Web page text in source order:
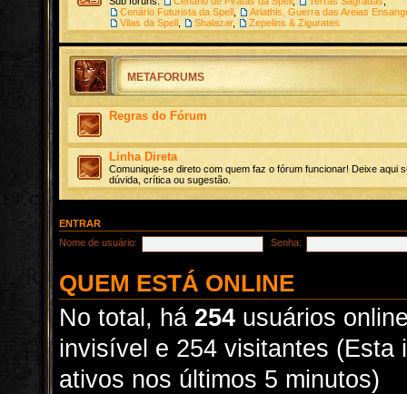
Cenário Futurista da Spell
Ariathis, Guerra das Areias
Vilas da Spell
Shalazar, Zepelins & Zigurates
METAFORUMS
Regras do Fórum
Linha Direta
Comunique-se direto com quem faz o fórum funcionar! Deixe aqui
dúvida, crítica ou sugestão.
ENTRAR
Nome de usuário:
Senha:
QUEM ESTÁ ONLINE
No total, há 254 usuários
invisível e 254 visitantes (Esta
ativos nos últimos 5 minutos)